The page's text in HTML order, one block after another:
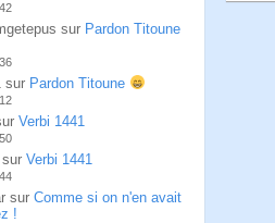
sur Pardon Titoune
sur Pardon Titoune
Verbi 1441
Verbi 1441
sur Comme si on n'en avait
!